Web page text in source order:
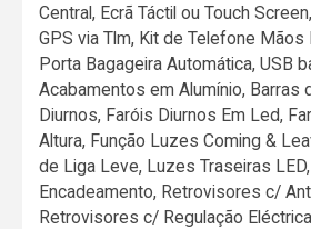
Central, Ecrã Táctil ou Touch
GPS via Tlm, Kit de Telefone
Porta Bagageira Automática, USB
Acabamentos em Alumínio, Barras
Diurnos, Faróis Diurnos Em Led,
Altura, Função Luzes Coming &
de Liga Leve, Luzes Traseiras
Encadeamento, Retrovisores c/
Retrovisores c/ Regulação